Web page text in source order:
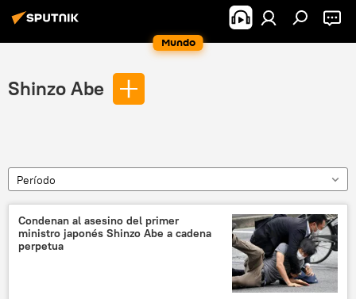
Mundo
Shinzo Abe
Período
Condenan al asesino del primer
ministro japonés Shinzo Abe a cadena
perpetua